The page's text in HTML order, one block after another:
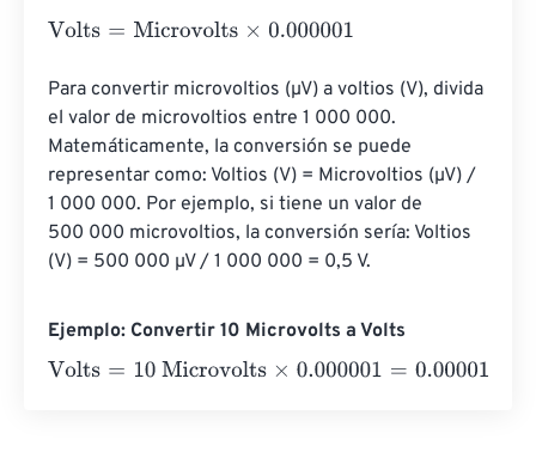
Volts= Microvolts×0.000001
Para convertir microvoltios (µV) a voltios (V), divida
el valor de microvoltios entre 1 000 000.
Matemáticamente, la conversión se puede
representar como: Voltios (V) = Microvoltios (µV) /
1 000 000. Por ejemplo, si tiene un valor de
500 000 microvoltios, la conversión sería: Voltios
(V) = 500 000 µV / 1 000 000 = 0,5 V.
Ejemplo: Convertir 10 Microvolts a Volts
Volts= 10 Microvolts×0.000001=0.00001 Volts